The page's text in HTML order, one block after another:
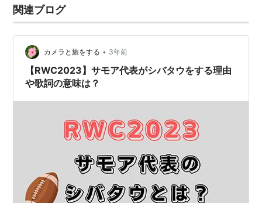
関連ブログ
カメラと旅をする • 3年前
【RWC2023】サモア代表がシバタウをする理由
や歌詞の意味は？